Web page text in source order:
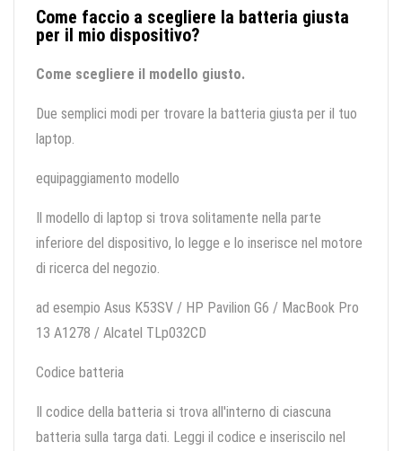
Come faccio a scegliere la batteria giusta
per il mio dispositivo?
Come scegliere il modello giusto.
Due semplici modi per trovare la batteria giusta per il tuo
laptop.
equipaggiamento modello
Il modello di laptop si trova solitamente nella parte
inferiore del dispositivo, lo legge e lo inserisce nel motore
di ricerca del negozio.
ad esempio Asus K53SV / HP Pavilion G6 / MacBook Pro
13 A1278 / Alcatel TLp032CD
Codice batteria
Il codice della batteria si trova all'interno di ciascuna
batteria sulla targa dati. Leggi il codice e inseriscilo nel